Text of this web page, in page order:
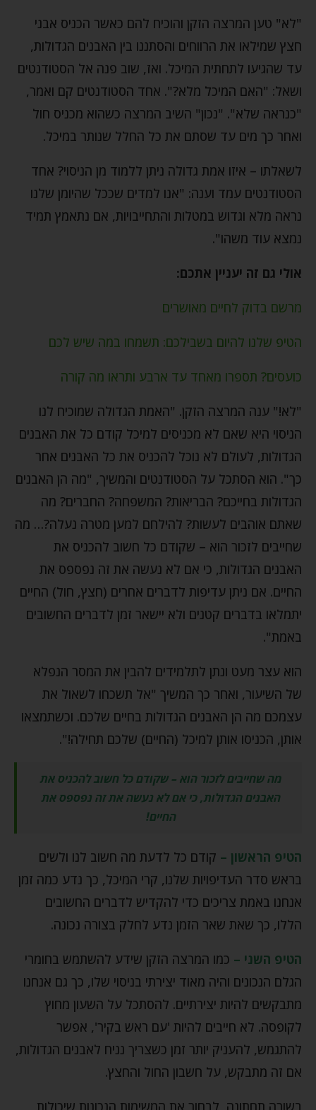
"לא" טען המרצה הזקן והוכיח להם כאשר הכניס אבני
חצץ שמילאו את הרווחים והסתננו בין האבנים הגדולות,
עד שהגיעו לתחתית המיכל. ואז, שוב פנה אל הסטודנטים
ושאל: "האם המיכל מלא?". אחד הסטודנטים קם ואמר,
"כנראה שלא". "נכון" השיב המרצה כשהוא מכניס חול
ואחר כך מים עד שסתם את כל החלל שנותר במיכל.
לשאלתו – איזו אמת גדולה ניתן ללמוד מן הניסוי? אחד
הסטודנטים עמד וענה: "אנו למדים שככל שהיומן שלנו
נראה מלא וגדוש במטלות והתחייבויות, אם נתאמץ תמיד
נמצא עוד משהו".
אולי גם זה יעניין אתכם:
מרשם בדוק לחיים מאושרים
הטיפ שלנו להיום בשבילכם: תשמחו במה שיש לכם
כועסים? תספרו מאחד עד ארבע ותראו מה קורה
"לא!" ענה המרצה הזקן. "האמת הגדולה שמוכיח לנו
הניסוי היא שאם לא מכניסים למיכל קודם כל את האבנים
הגדולות, לעולם לא נוכל להכניס את כל האבנים אחר
כך". הוא הסתכל על הסטודנטים והמשיך, "מה הן האבנים
הגדולות בחייכם? הבריאות? המשפחה? החברים? מה
שאתם אוהבים לעשות? להילחם למען מטרה נעלה?… מה
שחייבים לזכור הוא – שקודם כל חשוב להכניס את
האבנים הגדולות, כי אם לא נעשה את זה נפספס את
החיים. אם ניתן עדיפות לדברים אחרים (חצץ, חול) החיים
יתמלאו בדברים קטנים ולא יישאר זמן לדברים החשובים
באמת".
הוא עצר מעט ונתן לתלמידים להבין את המסר הנפלא
של השיעור, ואחר כך המשיך "אל תשכחו לשאול את
עצמכם מה הן האבנים הגדולות בחיים שלכם. וכשתמצאו
אותן, הכניסו אותן למיכל (החיים) שלכם תחילה!".
מה שחייבים לזכור הוא – שקודם כל חשוב להכניס את
האבנים הגדולות, כי אם לא נעשה את זה נפספס את
החיים!
הטיפ הראשון – קודם כל לדעת מה חשוב לנו ולשים
בראש סדר העדיפויות שלנו, קרי המיכל, כך נדע כמה זמן
אנחנו באמת צריכים כדי להקדיש לדברים החשובים
הללו, כך שאת שאר הזמן נדע לחלק בצורה נכונה.
הטיפ השני – כמו המרצה הזקן שידע להשתמש בחומרי
הגלם הנכונים והיה מאוד יצירתי בניסוי שלו, כך גם אנחנו
מתבקשים להיות יצירתיים. להסתכל על השעון מחוץ
לקופסה. לא חייבים להיות 'עם ראש בקיר', אפשר
להתגמש, להעניק יותר זמן כשצריך נניח לאבנים הגדולות,
אם זה מתבקש, על חשבון החול והחצץ.
בשורה תחתונה, לבחור את המשימות הנכונות שיכולות